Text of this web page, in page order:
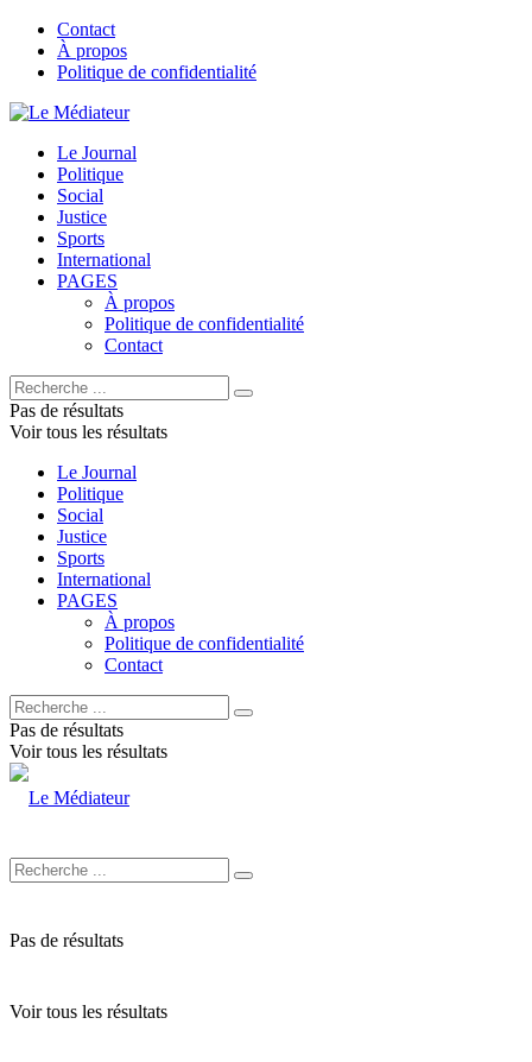
Contact
À propos
Politique de confidentialité
Le Journal
Politique
Social
Justice
Sports
International
PAGES
À propos
Politique de confidentialité
Contact
Pas de résultats
Voir tous les résultats
Le Journal
Politique
Social
Justice
Sports
International
PAGES
À propos
Politique de confidentialité
Contact
Pas de résultats
Voir tous les résultats
Pas de résultats
Voir tous les résultats